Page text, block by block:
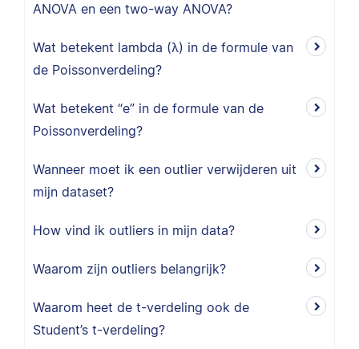
ANOVA en een two-way ANOVA?
Wat betekent lambda (λ) in de formule van
de Poissonverdeling?
Wat betekent “e” in de formule van de
Poissonverdeling?
Wanneer moet ik een outlier verwijderen uit
mijn dataset?
How vind ik outliers in mijn data?
Waarom zijn outliers belangrijk?
Waarom heet de t-verdeling ook de
Student’s t-verdeling?